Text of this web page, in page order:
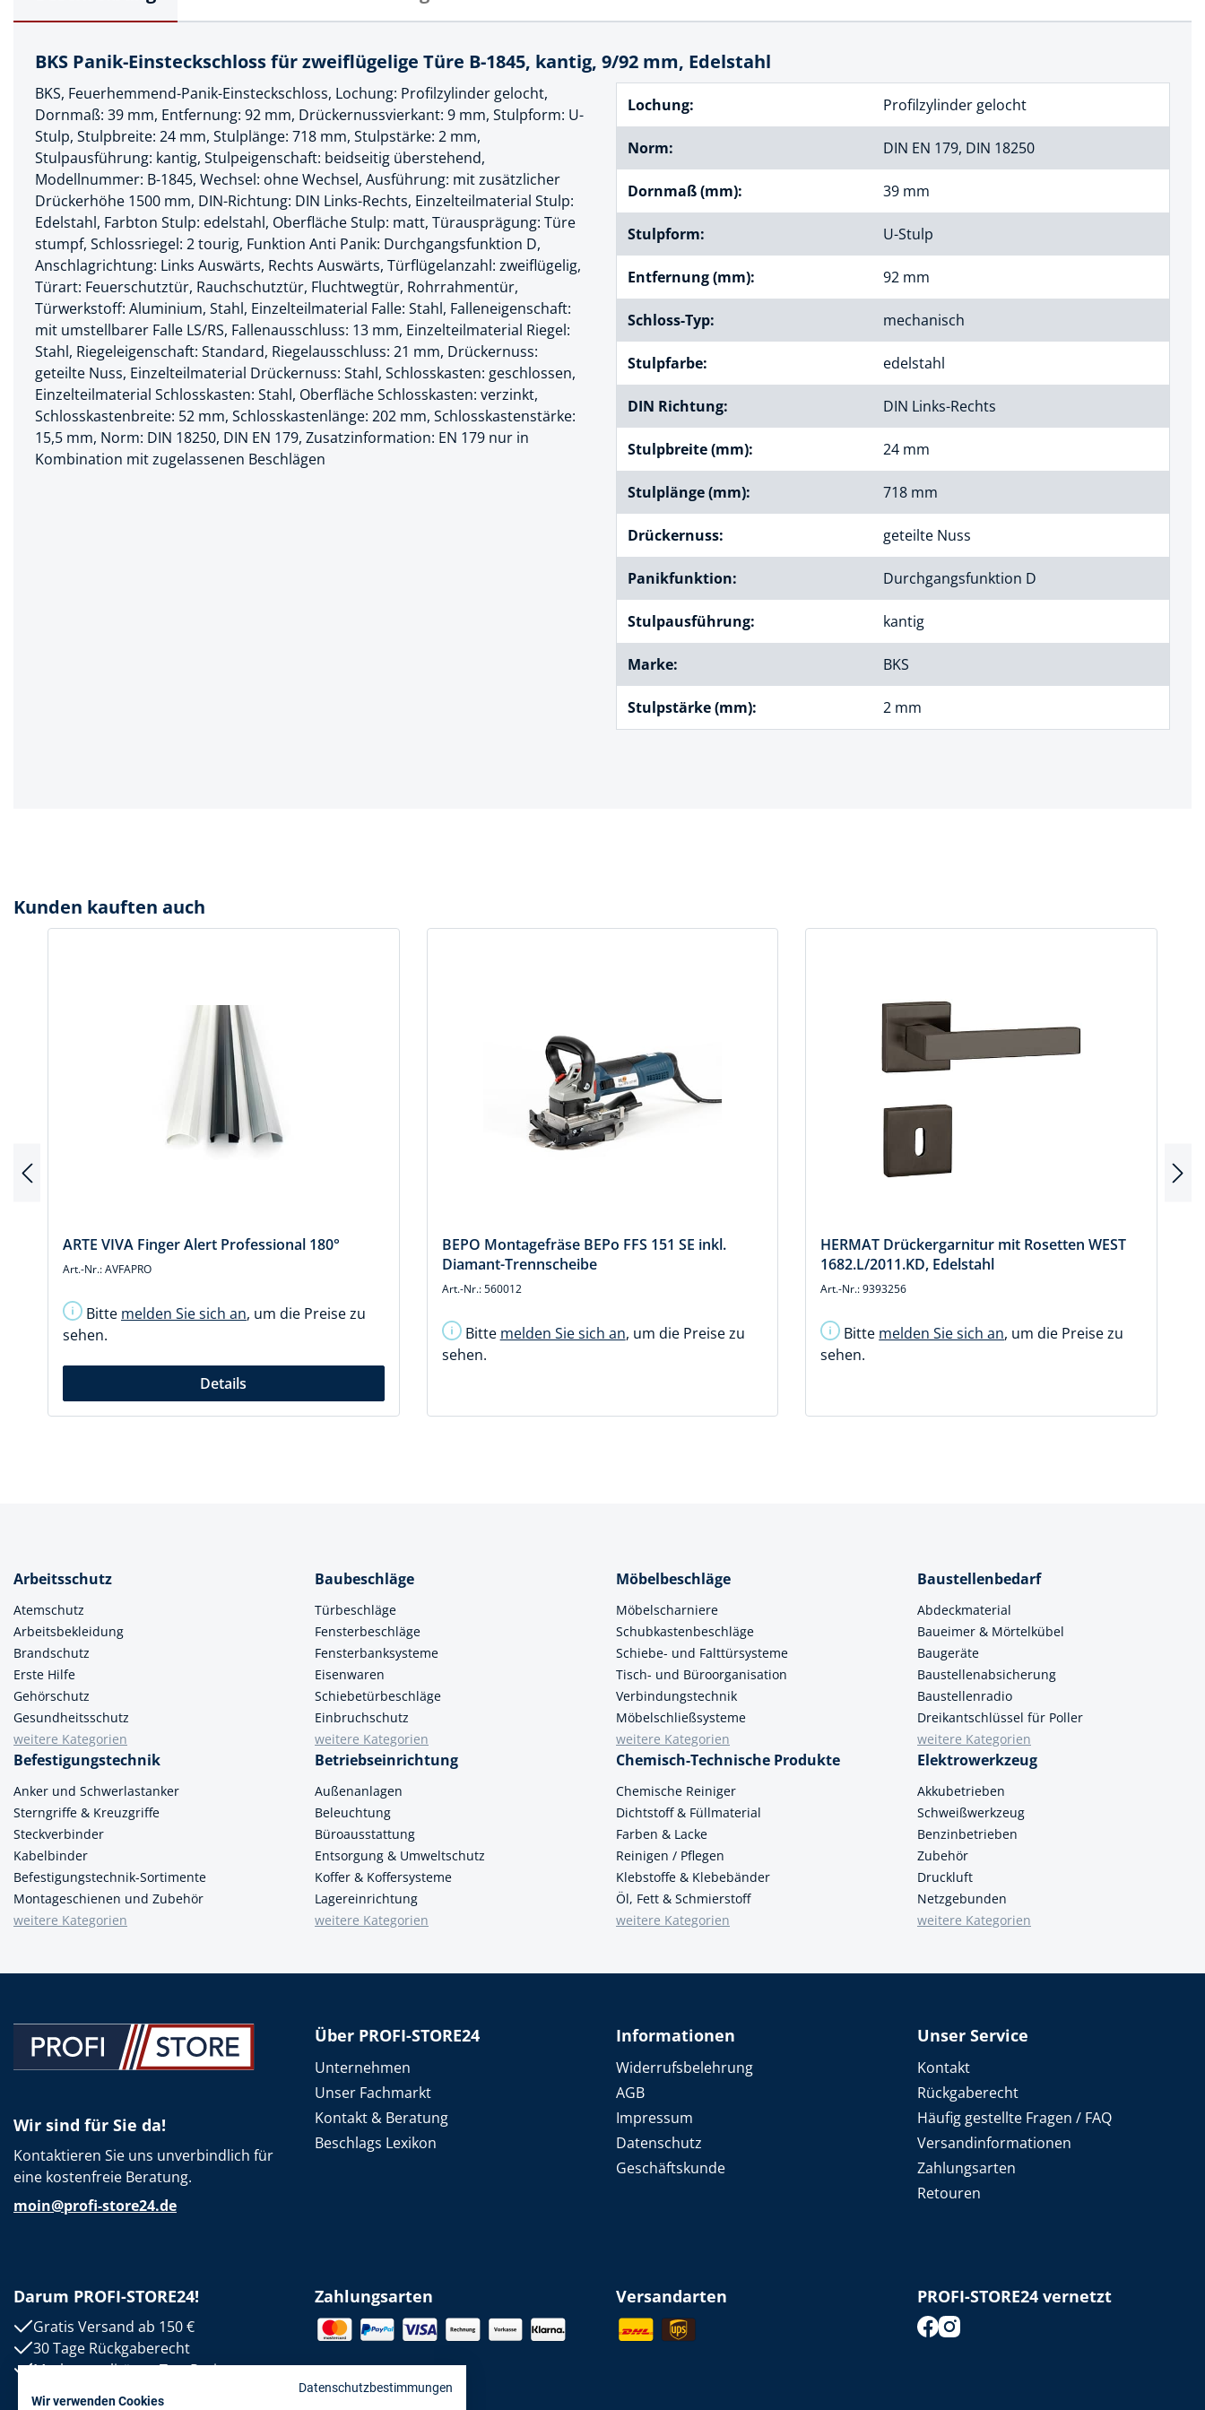
Montagematerial
Zubehör Maschinenbefestigung
Splinte & Federstecker
Schellen
Holzverbinder
Handpresse
Hebelwerkzeug
Hebewerkzeuge
Hobel, Beitel & Ziehklingen
Magnetwerkzeuge
Malerwerkzeug
Maurer- und Schlagschnur
Meißel
Nietwerkzeug
Pumpen
Schneidwerkzeug
Spachtel & Kelle
Spanntechnik
Spannungsprüfer
BKS Panik-Einsteckschloss für zweiflügelige Türe B-1845, kantig, 9/92 mm, Edelstahl
BKS, Feuerhemmend-Panik-Einsteckschloss, Lochung: Profilzylinder gelocht,
Dornmaß: 39 mm, Entfernung: 92 mm, Drückernussvierkant: 9 mm, Stulpform: U-
Stulp, Stulpbreite: 24 mm, Stulplänge: 718 mm, Stulpstärke: 2 mm,
Stulpausführung: kantig, Stulpeigenschaft: beidseitig überstehend,
Modellnummer: B-1845, Wechsel: ohne Wechsel, Ausführung: mit zusätzlicher
Drückerhöhe 1500 mm, DIN-Richtung: DIN Links-Rechts, Einzelteilmaterial Stulp:
Edelstahl, Farbton Stulp: edelstahl, Oberfläche Stulp: matt, Türausprägung: Türe
stumpf, Schlossriegel: 2 tourig, Funktion Anti Panik: Durchgangsfunktion D,
Anschlagrichtung: Links Auswärts, Rechts Auswärts, Türflügelanzahl: zweiflügelig,
Türart: Feuerschutztür, Rauchschutztür, Fluchtwegtür, Rohrrahmentür,
Türwerkstoff: Aluminium, Stahl, Einzelteilmaterial Falle: Stahl, Falleneigenschaft:
mit umstellbarer Falle LS/RS, Fallenausschluss: 13 mm, Einzelteilmaterial Riegel:
Stahl, Riegeleigenschaft: Standard, Riegelausschluss: 21 mm, Drückernuss:
geteilte Nuss, Einzelteilmaterial Drückernuss: Stahl, Schlosskasten: geschlossen,
Einzelteilmaterial Schlosskasten: Stahl, Oberfläche Schlosskasten: verzinkt,
Schlosskastenbreite: 52 mm, Schlosskastenlänge: 202 mm, Schlosskastenstärke:
15,5 mm, Norm: DIN 18250, DIN EN 179, Zusatzinformation: EN 179 nur in
Kombination mit zugelassenen Beschlägen
Lochung: Profilzylinder gelocht
Norm: DIN EN 179, DIN 18250
Dornmaß (mm): 39 mm
Stulpform: U-Stulp
Entfernung (mm): 92 mm
Schloss-Typ: mechanisch
Stulpfarbe: edelstahl
DIN Richtung: DIN Links-Rechts
Stulpbreite (mm): 24 mm
Stulplänge (mm): 718 mm
Drückernuss: geteilte Nuss
Panikfunktion: Durchgangsfunktion D
Stulpausführung: kantig
Marke: BKS
Stulpstärke (mm): 2 mm
Kunden kauften auch
ARTE VIVA Finger Alert Professional 180°
Art.-Nr.: AVFAPRO
Bitte melden Sie sich an, um die Preise zu
sehen.
Details
BEPO Montagefräse BEPo FFS 151 SE inkl.
Diamant-Trennscheibe
Art.-Nr.: 560012
Bitte melden Sie sich an, um die Preise zu
sehen.
HERMAT Drückergarnitur mit Rosetten WEST
1682.L/2011.KD, Edelstahl
Art.-Nr.: 9393256
Bitte melden Sie sich an, um die Preise zu
sehen.
Arbeitsschutz
Atemschutz
Arbeitsbekleidung
Brandschutz
Erste Hilfe
Gehörschutz
Gesundheitsschutz
weitere Kategorien
Baubeschläge
Türbeschläge
Fensterbeschläge
Fensterbanksysteme
Eisenwaren
Schiebetürbeschläge
Einbruchschutz
weitere Kategorien
Möbelbeschläge
Möbelscharniere
Schubkastenbeschläge
Schiebe- und Falttürsysteme
Tisch- und Büroorganisation
Verbindungstechnik
Möbelschließsysteme
weitere Kategorien
Baustellenbedarf
Abdeckmaterial
Baueimer & Mörtelkübel
Baugeräte
Baustellenabsicherung
Baustellenradio
Dreikantschlüssel für Poller
weitere Kategorien
Befestigungstechnik
Anker und Schwerlastanker
Sterngriffe & Kreuzgriffe
Steckverbinder
Kabelbinder
Befestigungstechnik-Sortimente
Montageschienen und Zubehör
weitere Kategorien
Betriebseinrichtung
Außenanlagen
Beleuchtung
Büroausstattung
Entsorgung & Umweltschutz
Koffer & Koffersysteme
Lagereinrichtung
weitere Kategorien
Chemisch-Technische Produkte
Chemische Reiniger
Dichtstoff & Füllmaterial
Farben & Lacke
Reinigen / Pflegen
Klebstoffe & Klebebänder
Öl, Fett & Schmierstoff
weitere Kategorien
Elektrowerkzeug
Akkubetrieben
Schweißwerkzeug
Benzinbetrieben
Zubehör
Druckluft
Netzgebunden
weitere Kategorien
Wir sind für Sie da!
Kontaktieren Sie uns unverbindlich für
eine kostenfreie Beratung.
moin@profi-store24.de
Über PROFI-STORE24
Unternehmen
Unser Fachmarkt
Kontakt & Beratung
Beschlags Lexikon
Informationen
Widerrufsbelehrung
AGB
Impressum
Datenschutz
Geschäftskunde
Unser Service
Kontakt
Rückgaberecht
Häufig gestellte Fragen / FAQ
Versandinformationen
Zahlungsarten
Retouren
Darum PROFI-STORE24!
Gratis Versand ab 150 €
30 Tage Rückgaberecht
Markenqualität zu Top-Preisen
Zahlungsarten Versandarten PROFI-STORE24 vernetzt
footer.socialMedia.facebook.title
footer.socialMedia.instagram.title
Datenschutzbestimmungen
Wir verwenden Cookies